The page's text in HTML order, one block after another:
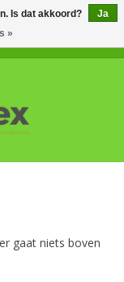
gaat niets boven
Is dat akkoord?
Ja
»